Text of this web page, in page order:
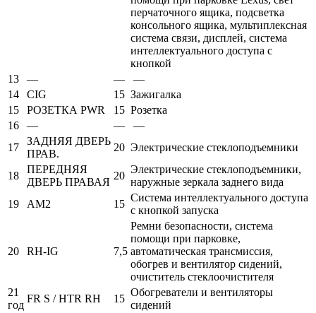
перчаточного ящика, подсветка
консольного ящика, мультиплексная
система связи, дисплей, система
интеллектуального доступа с
кнопкой
13
— —
—
14
CIG 15 Зажигалка
15
РОЗЕТКА PWR 15 Розетка
16
— —
—
17
ЗАДНЯЯ ДВЕРЬ
ПРАВ.
20 Электрические стеклоподъемники
18
ПЕРЕДНЯЯ
ДВЕРЬ ПРАВАЯ
20
Электрические стеклоподъемники,
наружные зеркала заднего вида
19
AM2 15
Система интеллектуального доступа
с кнопкой запуска
20 RH-IG 7,5
Ремни безопасности, система
помощи при парковке,
автоматическая трансмиссия,
обогрев и вентилятор сидений,
очиститель стеклоочистителя
21
год
FR S / HTR RH 15
Обогреватели и вентиляторы
сидений